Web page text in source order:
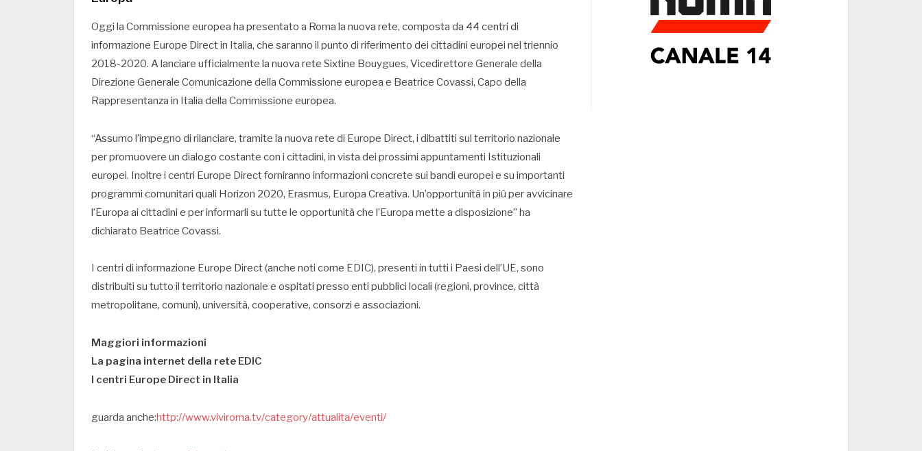
Oggi la Commissione europea ha presentato a Roma la nuova rete, composta da 44 centri di
informazione Europe Direct in Italia, che saranno il punto di riferimento dei cittadini europei nel triennio
2018-2020. A lanciare ufficialmente la nuova rete Sixtine Bouygues, Vicedirettore Generale della
Direzione Generale Comunicazione della Commissione europea e Beatrice Covassi, Capo della
Rappresentanza in Italia della Commissione europea.
“Assumo l’impegno di rilanciare, tramite la nuova rete di Europe Direct, i dibattiti sul territorio nazionale
per promuovere un dialogo costante con i cittadini, in vista dei prossimi appuntamenti Istituzionali
europei. Inoltre i centri Europe Direct forniranno informazioni concrete sui bandi europei e su importanti
programmi comunitari quali Horizon 2020, Erasmus, Europa Creativa. Un’opportunità in più per avvicinare
l’Europa ai cittadini e per informarli su tutte le opportunità che l’Europa mette a disposizione” ha
dichiarato Beatrice Covassi.
I centri di informazione Europe Direct (anche noti come EDIC), presenti in tutti i Paesi dell’UE, sono
distribuiti su tutto il territorio nazionale e ospitati presso enti pubblici locali (regioni, province, città
metropolitane, comuni), università, cooperative, consorzi e associazioni.
Maggiori informazioni
La pagina internet della rete EDIC
I centri Europe Direct in Italia
guarda anche:http://www.viviroma.tv/category/attualita/eventi/